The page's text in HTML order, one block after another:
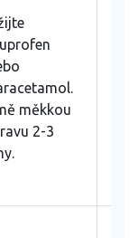
měkkou
2-3